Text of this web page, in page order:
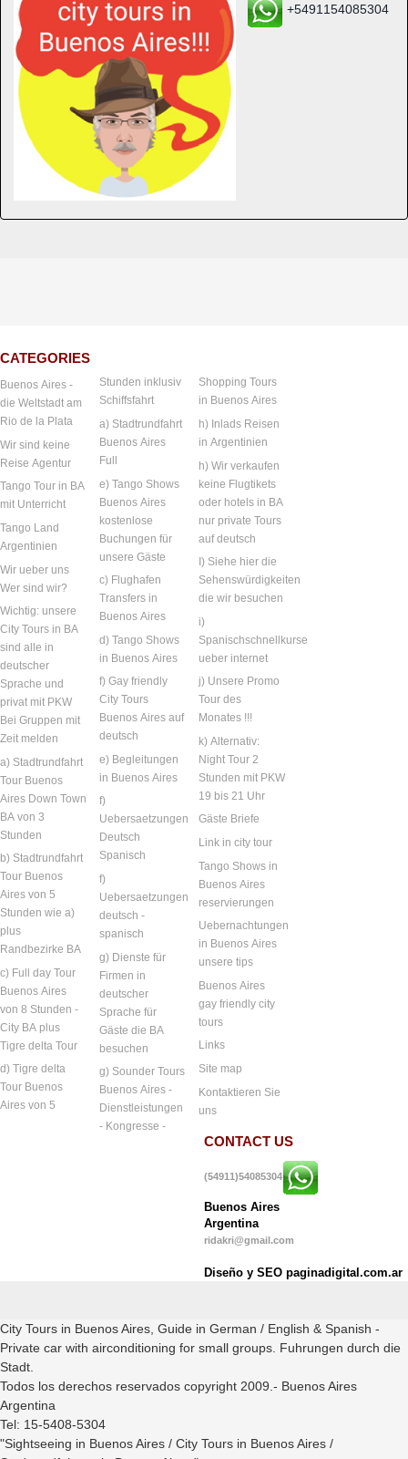
+5491154085304
CATEGORIES
Buenos Aires -
die Weltstadt am
Rio de la Plata
Wir sind keine
Reise Agentur
Tango Tour in BA
mit Unterricht
Tango Land
Argentinien
Wir ueber uns
Wer sind wir?
Wichtig: unsere
City Tours in BA
sind alle in
deutscher
Sprache und
privat mit PKW
Bei Gruppen mit
Zeit melden
a) Stadtrundfahrt
Tour Buenos
Aires Down Town
BA von 3
Stunden
b) Stadtrundfahrt
Tour Buenos
Aires von 5
Stunden wie a)
plus
Randbezirke BA
c) Full day Tour
Buenos Aires
von 8 Stunden -
City BA plus
Tigre delta Tour
d) Tigre delta
Tour Buenos
Aires von 5
Stunden inklusiv
Schiffsfahrt
a) Stadtrundfahrt
Buenos Aires
Full
e) Tango Shows
Buenos Aires
kostenlose
Buchungen für
unsere Gäste
c) Flughafen
Transfers in
Buenos Aires
d) Tango Shows
in Buenos Aires
f) Gay friendly
City Tours
Buenos Aires auf
deutsch
e) Begleitungen
in Buenos Aires
f)
Uebersaetzungen
Deutsch
Spanisch
f)
Uebersaetzungen
deutsch -
spanisch
g) Dienste für
Firmen in
deutscher
Sprache für
Gäste die BA
besuchen
g) Sounder Tours
Buenos Aires -
Dienstleistungen
- Kongresse -
Shopping Tours
in Buenos Aires
h) Inlads Reisen
in Argentinien
h) Wir verkaufen
keine Flugtikets
oder hotels in BA
nur private Tours
auf deutsch
I) Siehe hier die
Sehenswürdigkeiten
die wir besuchen
i)
Spanischschnellkurse
ueber internet
j) Unsere Promo
Tour des
Monates !!!
k) Alternativ:
Night Tour 2
Stunden mit PKW
19 bis 21 Uhr
Gäste Briefe
Link in city tour
Tango Shows in
Buenos Aires
reservierungen
Uebernachtungen
in Buenos Aires
unsere tips
Buenos Aires
gay friendly city
tours
Links
Site map
Kontaktieren Sie
uns
CONTACT US
(54911)54085304
Buenos Aires
Argentina
ridakri@gmail.com
Diseño y SEO paginadigital.com.ar
City Tours in Buenos Aires, Guide in German / English & Spanish -
Private car with airconditioning for small groups. Fuhrungen durch die
Stadt.
Todos los derechos reservados copyright 2009.- Buenos Aires
Argentina
Tel: 15-5408-5304
"Sightseeing in Buenos Aires / City Tours in Buenos Aires /